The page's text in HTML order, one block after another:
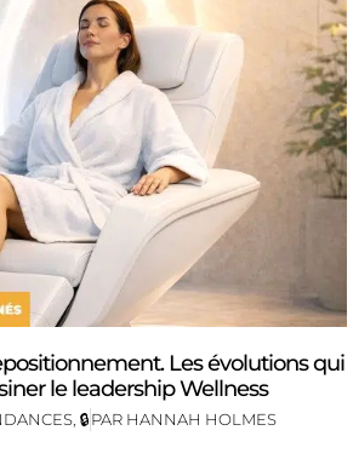
Les évolutions qui
le leadership Wellness
, 🔒PAR HANNAH HOLMES